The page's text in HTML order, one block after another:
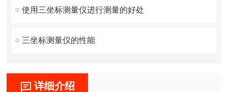
使用三坐标测量仪进行测量的好处
三坐标测量仪的性能
详细介绍